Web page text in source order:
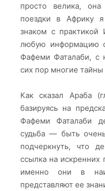
просто велика,
поездки в Африку
знаком с практикой
любую информацию
Фафеми Фаталаби, с
сих пор многие тайны
Как сказал Араба
базируясь на
Фафеми Фаталаби
судьба — быть
подчеркнуть, что
ссылка на искренних
именно они в
представляют ее